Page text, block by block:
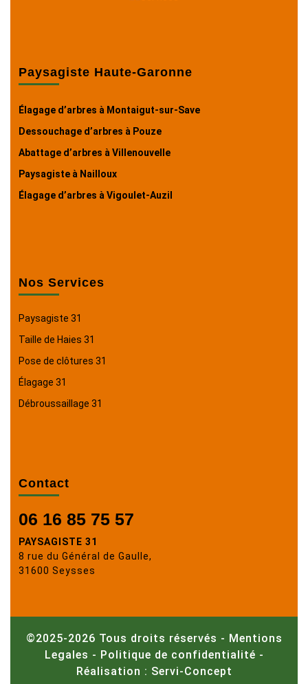
Paysagiste Haute-Garonne
Élagage d’arbres à Montaigut-sur-Save
Dessouchage d’arbres à Pouze
Abattage d’arbres à Villenouvelle
Paysagiste à Nailloux
Élagage d’arbres à Vigoulet-Auzil
Nos Services
Paysagiste 31
Taille de Haies 31
Pose de clôtures 31
Élagage 31
Débroussaillage 31
Contact
06 16 85 75 57
PAYSAGISTE 31
8 rue du Général de Gaulle,
31600 Seysses
©2025-2026 Tous droits réservés - Mentions
Legales - Politique de confidentialité -
Réalisation : Servi-Concept